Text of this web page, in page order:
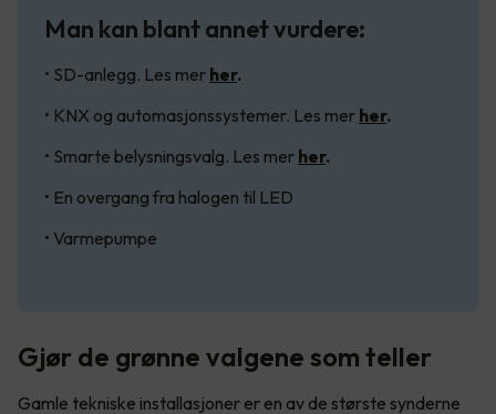
Man kan blant annet vurdere:
• SD-anlegg. Les mer her.
• KNX og automasjonssystemer. Les mer her.
• Smarte belysningsvalg. Les mer her.
• En overgang fra halogen til LED
• Varmepumpe
Gjør de grønne valgene som teller
Gamle tekniske installasjoner er en av de største synderne